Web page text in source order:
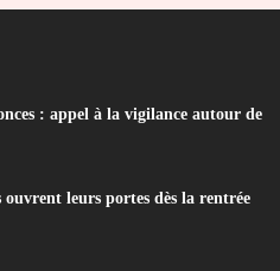
: appel à la vigilance autour de
ouvrent leurs portes dès la rentrée